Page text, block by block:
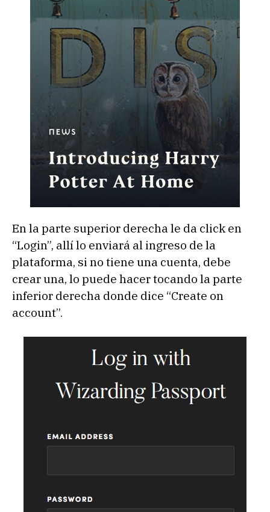
En la parte superior derecha le da click en
“Login”, allí lo enviará al ingreso de la
plataforma, si no tiene una cuenta, debe
crear una, lo puede hacer tocando la parte
inferior derecha donde dice “Create on
account”.